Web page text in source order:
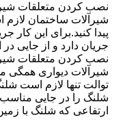
نصب کردن متعلقات
شیرآلات ساختمان
پیدا کنید.برای این کار
جریان دارد و از جایی
نصب کردن متعلقات
شیرآلات دیواری همگی
توالت تنها لازم است
شلنگ را در جایی
ارتفاعی که شلنگ با